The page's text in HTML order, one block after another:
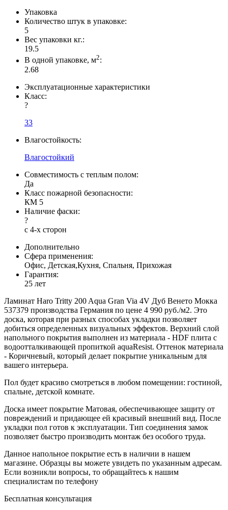
Упаковка
Количество штук в упаковке:
5
Вес упаковки кг.:
19.5
В одной упаковке, м2:
2.68
Эксплуатационные характеристики
Класс:
?
33
Влагостойкость:
Влагостойкий
Совместимость с теплым полом:
Да
Класс пожарной безопасности:
КМ 5
Наличие фаски:
?
с 4-х сторон
Дополнительно
Сфера применения:
Офис, Детская,Кухня, Спальня, Прихожая
Гарантия:
25 лет
Ламинат Haro Tritty 200 Aqua Gran Via 4V Дуб Венето Мoккa
537379 производства Германия по цене 4 990 руб./м2. Это
доска, которая при разных способах укладки позволяет
добиться определенных визуальных эффектов. Верхний слой
напольного покрытия выполнен из материала - HDF плита с
водоотталкивающей пропиткой aquaResist. Оттенок материала
- Коричневый, который делает покрытие уникальным для
вашего интерьера.
Пол будет красиво смотреться в любом помещении: гостиной,
спальне, детской комнате.
Доска имеет покрытие Матовая, обеспечивающее защиту от
повреждений и придающее ей красивый внешний вид. После
укладки пол готов к эксплуатации. Тип соединения замок
позволяет быстро производить монтаж без особого труда.
Данное напольное покрытие есть в наличии в нашем
магазине. Образцы вы можете увидеть по указанным адресам.
Если возникли вопросы, то обращайтесь к нашим
специалистам по телефону
Бесплатная консультация